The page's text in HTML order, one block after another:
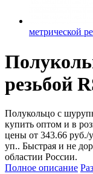
метрической
резьбой
Полукольцо с
купить оптом и в
цены от 343.66 руб./
уп.. Быстрая и не
областии России.
Полное описание